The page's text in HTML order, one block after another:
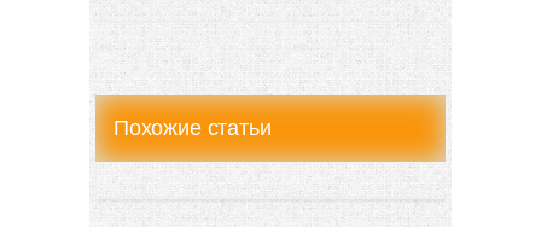
LIMITED EDITION
Видео новости
Дизайн разное
Другие услуги
Похожие статьи